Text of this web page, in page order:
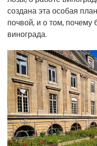
создана эта особая
почвой, и о том,
винограда.